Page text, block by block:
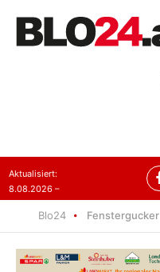
Aktualisiert:
8.08.2026 –
Blo24 Fenstergucker